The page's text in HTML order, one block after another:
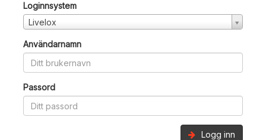
Loginnsystem
Livelox
Användarnamn
Passord
Logg inn